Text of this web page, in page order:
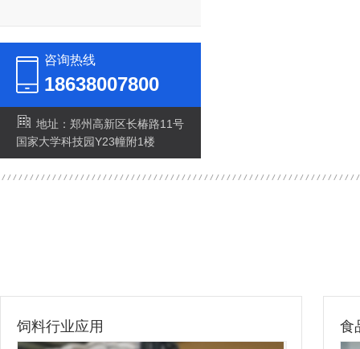
咨询热线
18638007800
地址：郑州高新区长椿路11号
国家大学科技园Y23幢附1楼
饲料行业应用 食